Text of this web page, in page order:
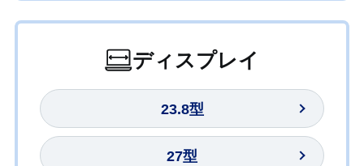
ディスプレイ
23.8型
27型